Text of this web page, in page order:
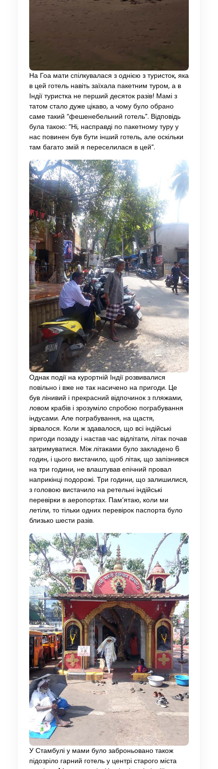
На Гоа мати спілкувалася з однією з туристок, яка
в цей готель навіть заїхала пакетним туром, а в
Індії туристка не перший десяток разів! Мамі з
татом стало дуже цікаво, а чому було обрано
саме такий “фешенебельний готель”. Відповідь
була такою: “Ні, насправді по пакетному туру у
нас повинен був бути інший готель, але оскільки
там багато змій я переселилася в цей”.
Однак події на курортній Індії розвивалися
повільно і вже не так насичено на пригоди. Це
був лінивий і прекрасний відпочинок з пляжами,
ловом крабів і зрозуміло спробою пограбування
індусами. Але пограбування, на щастя,
зірвалося. Коли ж здавалося, що всі індійські
пригоди позаду і настав час відлітати, літак почав
затримуватися. Між літаками було закладено 6
годин, і цього вистачило, щоб літак, що запізнився
на три години, не влаштував епічний провал
наприкінці подорожі. Три години, що залишилися,
з головою вистачило на ретельні індійські
перевірки в аеропортах. Пам’ятаю, коли ми
летіли, то тільки одних перевірок паспорта було
близько шести разів.
У Стамбулі у мами було заброньовано також
підозріло гарний готель у центрі старого міста